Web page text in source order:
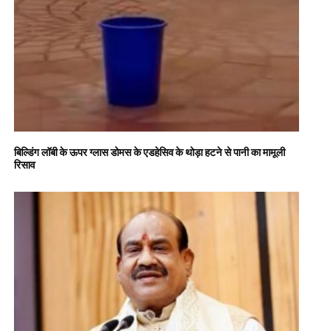
बिल्डिंग लॉबी के ऊपर ग्लास डोमस के एडहेसिव के थोड़ा हटने से पानी का मामूली
रिसाव